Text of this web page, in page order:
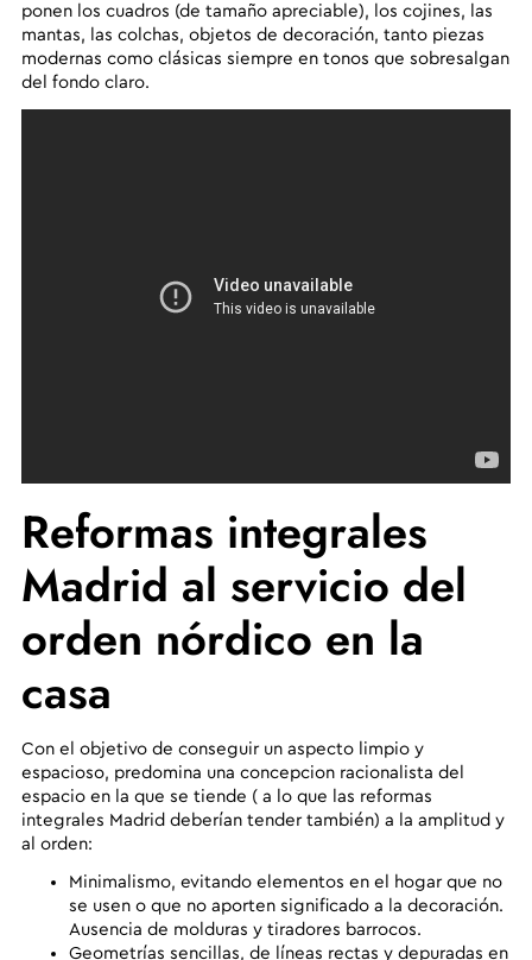
ponen los cuadros (de tamaño apreciable), los cojines, las
mantas, las colchas, objetos de decoración, tanto piezas
modernas como clásicas siempre en tonos que sobresalgan
del fondo claro.
Reformas integrales
Madrid al servicio del
orden nórdico en la
casa
Con el objetivo de conseguir un aspecto limpio y
espacioso, predomina una concepcion racionalista del
espacio en la que se tiende ( a lo que las reformas
integrales Madrid deberían tender también) a la amplitud y
al orden:
Minimalismo, evitando elementos en el hogar que no
se usen o que no aporten significado a la decoración.
Ausencia de molduras y tiradores barrocos.
Geometrías sencillas, de líneas rectas y depuradas en